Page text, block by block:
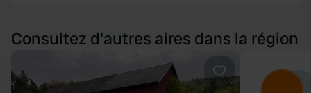
Consultez d'autres aires dans la région
Préféré